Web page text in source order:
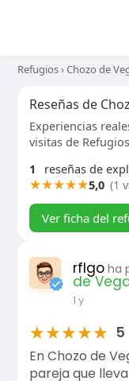
Refugios›Chozo de
Reseñas de
Experiencias
visitas de
1
reseñas de
★★★★★5,0 (1
Ver ficha del
rflgo ha
de
1 y
★★★★★ 5
En Chozo de
pareja que